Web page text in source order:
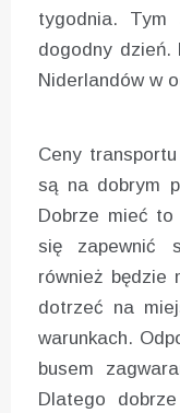
tygodnia. Tym
dogodny dzień.
Niderlandów w
Ceny
są na dobrym
Dobrze mieć
się zapewnić
również będzie
dotrzeć na
warunkach.
busem
Dlatego